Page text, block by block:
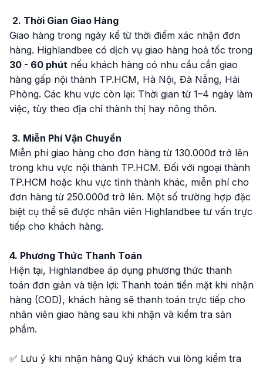
2. Thời Gian Giao Hàng
Giao hàng trong ngày kể từ thời điểm xác nhận đơn
hàng. Highlandbee có dịch vụ giao hàng hoả tốc trong
30 - 60 phút nếu khách hàng có nhu cầu cần giao
hàng gấp nội thành TP.HCM, Hà Nội, Đà Nẵng, Hải
Phòng. Các khu vực còn lại: Thời gian từ 1–4 ngày làm
việc, tùy theo địa chỉ thành thị hay nông thôn.
3. Miễn Phí Vận Chuyển
Miễn phí giao hàng cho đơn hàng từ 130.000đ trở lên
trong khu vực nội thành TP.HCM. Đối với ngoại thành
TP.HCM hoặc khu vực tỉnh thành khác, miễn phí cho
đơn hàng từ 250.000đ trở lên. Một số trường hợp đặc
biệt cụ thể sẽ được nhân viên Highlandbee tư vấn trực
tiếp cho khách hàng.
4. Phương Thức Thanh Toán
Hiện tại, Highlandbee áp dụng phương thức thanh
toán đơn giản và tiện lợi: Thanh toán tiền mặt khi nhận
hàng (COD), khách hàng sẽ thanh toán trực tiếp cho
nhân viên giao hàng sau khi nhận và kiểm tra sản
phẩm.
✅ Lưu ý khi nhận hàng Quý khách vui lòng kiểm tra